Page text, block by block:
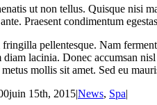
ut non tellus. Quisque nisi
Praesent condimentum
pellentesque. Nam
lacinia. Donec accumsan
mollis sit amet. Sed eu
juin 15th, 2015|News, Spa|